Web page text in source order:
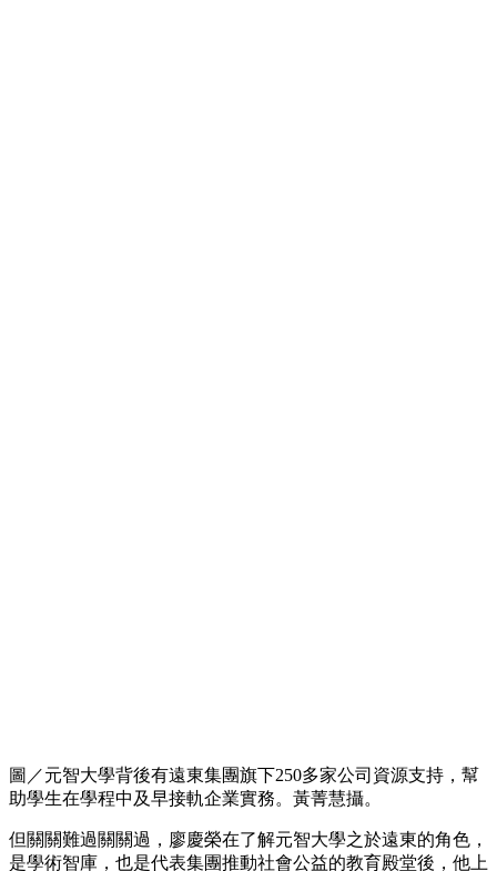
圖／元智大學背後有遠東集團旗下250多家公司資源支持，幫
助學生在學程中及早接軌企業實務。黃菁慧攝。
但關關難過關關過，廖慶榮在了解元智大學之於遠東的角色，
是學術智庫，也是代表集團推動社會公益的教育殿堂後，他上